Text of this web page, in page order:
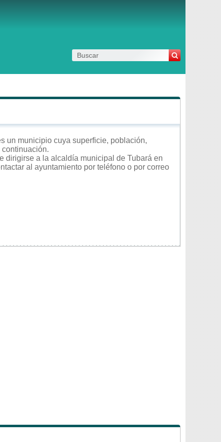
un municipio cuya superficie, población,
dirigirse a la alcaldía municipal de Tubará en
al ayuntamiento por teléfono o por correo